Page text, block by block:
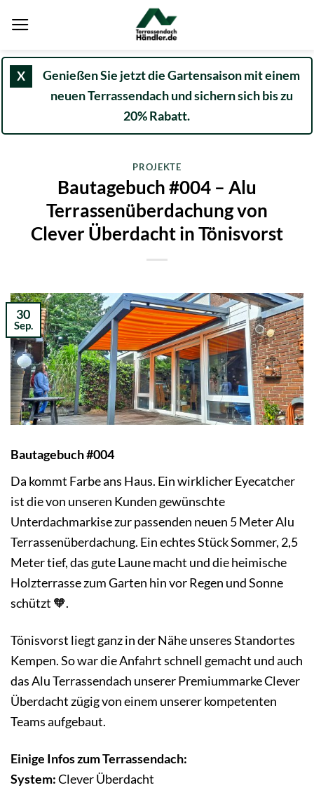
Inhalt
X
Genießen Sie jetzt die Gartensaison mit einem
neuen Terrassendach und sichern sich bis zu
20% Rabatt.
PROJEKTE
Bautagebuch #004 – Alu
Terrassenüberdachung von
Clever Überdacht in Tönisvorst
30
Sep.
Bautagebuch #004
Da kommt Farbe ans Haus. Ein wirklicher Eyecatcher
ist die von unseren Kunden gewünschte
Unterdachmarkise zur passenden neuen 5 Meter Alu
Terrassenüberdachung. Ein echtes Stück Sommer, 2,5
Meter tief, das gute Laune macht und die heimische
Holzterrasse zum Garten hin vor Regen und Sonne
schützt 🧡.
Tönisvorst liegt ganz in der Nähe unseres Standortes
Kempen. So war die Anfahrt schnell gemacht und auch
das Alu Terrassendach unserer Premiummarke Clever
Überdacht zügig von einem unserer kompetenten
Teams aufgebaut.
Einige Infos zum Terrassendach:
System:Clever Überdacht